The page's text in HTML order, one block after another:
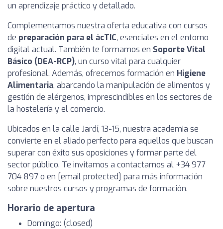
un aprendizaje práctico y detallado.
Complementamos nuestra oferta educativa con cursos
de preparación para el àcTIC, esenciales en el entorno
digital actual. También te formamos en Soporte Vital
Básico (DEA-RCP), un curso vital para cualquier
profesional. Además, ofrecemos formación en Higiene
Alimentaria, abarcando la manipulación de alimentos y
gestión de alérgenos, imprescindibles en los sectores de
la hostelería y el comercio.
Ubicados en la calle Jardí, 13-15, nuestra academia se
convierte en el aliado perfecto para aquellos que buscan
superar con éxito sus oposiciones y formar parte del
sector público. Te invitamos a contactarnos al +34 977
704 897 o en [email protected] para más información
sobre nuestros cursos y programas de formación.
Horario de apertura
Domingo: (closed)